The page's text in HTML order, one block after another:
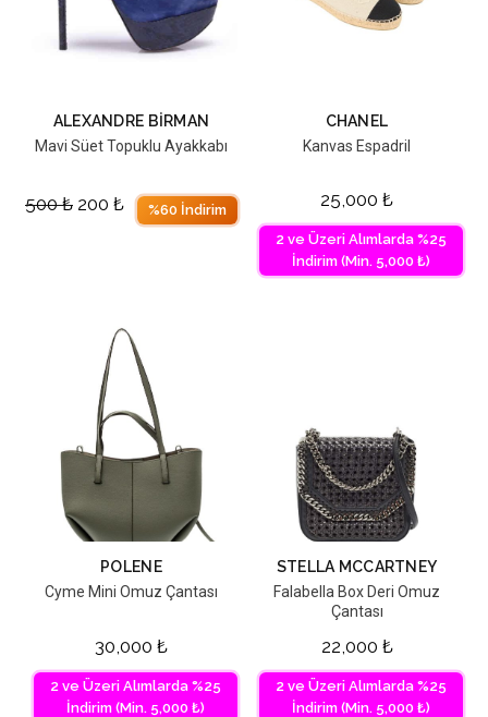
ALEXANDRE BIRMAN
Mavi Süet Topuklu Ayakkabı
500₺ 200 ₺ %60 İndirim
CHANEL
Kanvas Espadril
25,000 ₺
2 ve Üzeri Alımlarda %25
İndirim (Min. 5,000 ₺)
POLENE
Cyme Mini Omuz Çantası
30,000 ₺
2 ve Üzeri Alımlarda %25
İndirim (Min. 5,000 ₺)
STELLA MCCARTNEY
Falabella Box Deri Omuz
Çantası
22,000 ₺
2 ve Üzeri Alımlarda %25
İndirim (Min. 5,000 ₺)